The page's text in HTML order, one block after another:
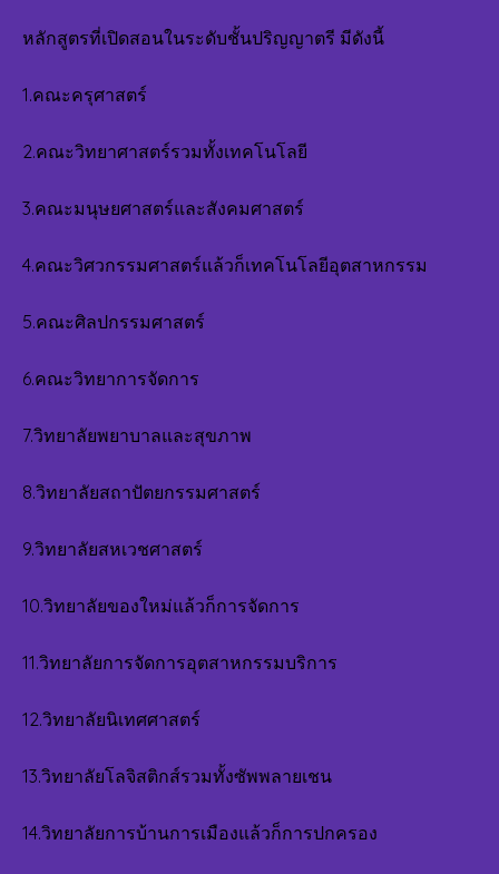
หลักสูตรที่เปิดสอนในระดับชั้นปริญญาตรี มีดังนี้
1.คณะครุศาสตร์
2.คณะวิทยาศาสตร์รวมทั้งเทคโนโลยี
3.คณะมนุษยศาสตร์และสังคมศาสตร์
4.คณะวิศวกรรมศาสตร์แล้วก็เทคโนโลยีอุตสาหกรรม
5.คณะศิลปกรรมศาสตร์
6.คณะวิทยาการจัดการ
7.วิทยาลัยพยาบาลและสุขภาพ
8.วิทยาลัยสถาปัตยกรรมศาสตร์
9.วิทยาลัยสหเวชศาสตร์
10.วิทยาลัยของใหม่แล้วก็การจัดการ
11.วิทยาลัยการจัดการอุตสาหกรรมบริการ
12.วิทยาลัยนิเทศศาสตร์
13.วิทยาลัยโลจิสติกส์รวมทั้งซัพพลายเชน
14.วิทยาลัยการบ้านการเมืองแล้วก็การปกครอง